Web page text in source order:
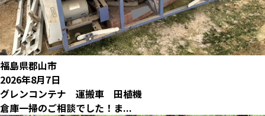
福島県郡山市
2026年8月7日
グレンコンテナ 運搬車 田植機
倉庫一掃のご相談でした！ま...